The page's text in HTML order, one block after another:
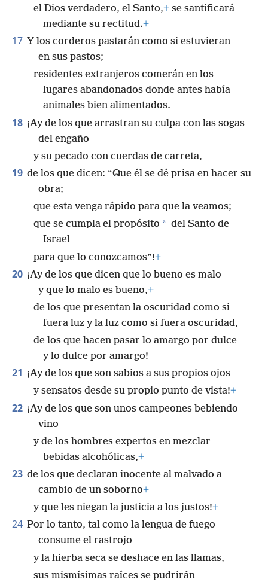
el Dios verdadero, el Santo,+ se santificará
mediante su rectitud.+
17 Y los corderos pastarán como si estuvieran
en sus pastos;
residentes extranjeros comerán en los
lugares abandonados donde antes había
animales bien alimentados.
18 ¡Ay de los que arrastran su culpa con las sogas
del engaño
y su pecado con cuerdas de carreta,
19 de los que dicen: “Que él se dé prisa en hacer su
obra;
que esta venga rápido para que la veamos;
que se cumpla el propósito * del Santo de
Israel
para que lo conozcamos”!+
20 ¡Ay de los que dicen que lo bueno es malo
y que lo malo es bueno,+
de los que presentan la oscuridad como si
fuera luz y la luz como si fuera oscuridad,
de los que hacen pasar lo amargo por dulce
y lo dulce por amargo!
21 ¡Ay de los que son sabios a sus propios ojos
y sensatos desde su propio punto de vista!+
22 ¡Ay de los que son unos campeones bebiendo
vino
y de los hombres expertos en mezclar
bebidas alcohólicas,+
23 de los que declaran inocente al malvado a
cambio de un soborno+
y que les niegan la justicia a los justos!+
24 Por lo tanto, tal como la lengua de fuego
consume el rastrojo
y la hierba seca se deshace en las llamas,
sus mismísimas raíces se pudrirán